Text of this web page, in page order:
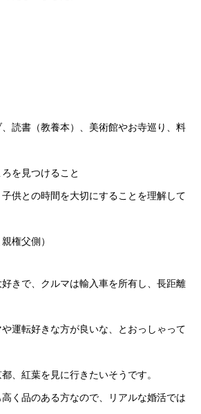
読書（教養本）、美術館やお寺巡り、料
を見つけること
供との時間を大切にすることを理解して
権父側）
きで、クルマは輸入車を所有し、長距離
運転好きな方が良いな、とおっしゃって
、紅葉を見に行きたいそうです。
く品のある方なので、リアルな婚活では